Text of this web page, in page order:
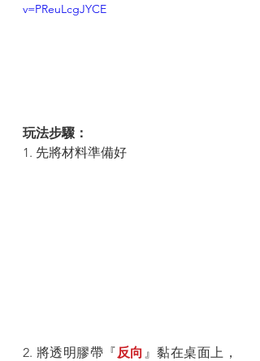
v=PReuLcgJYCE
玩法步驟：
1. 先將材料準備好
2. 將透明膠帶『反向 』黏在桌面上，